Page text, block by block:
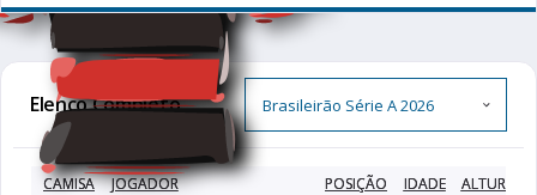
Elenco Completo
CAMISA JOGADOR POSIÇÃO IDADE ALTURA